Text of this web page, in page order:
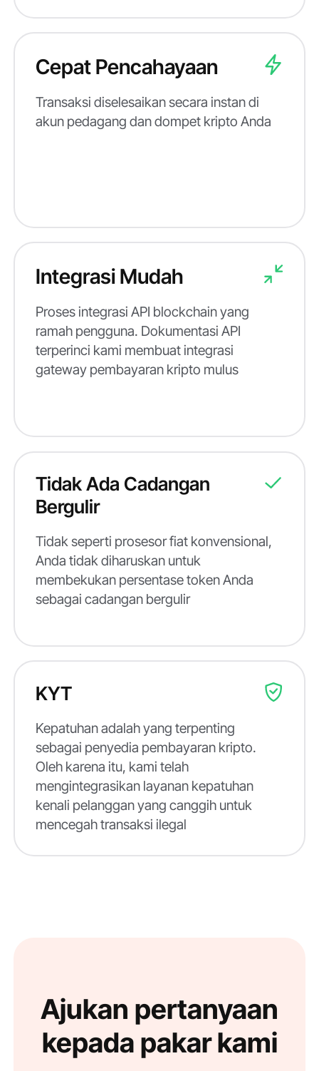
Cepat Pencahayaan
Transaksi diselesaikan secara instan di
akun pedagang dan dompet kripto Anda
Integrasi Mudah
Proses integrasi API blockchain yang
ramah pengguna. Dokumentasi API
terperinci kami membuat integrasi
gateway pembayaran kripto mulus
Tidak Ada Cadangan
Bergulir
Tidak seperti prosesor fiat konvensional,
Anda tidak diharuskan untuk
membekukan persentase token Anda
sebagai cadangan bergulir
KYT
Kepatuhan adalah yang terpenting
sebagai penyedia pembayaran kripto.
Oleh karena itu, kami telah
mengintegrasikan layanan kepatuhan
kenali pelanggan yang canggih untuk
mencegah transaksi ilegal
Ajukan pertanyaan
kepada pakar kami